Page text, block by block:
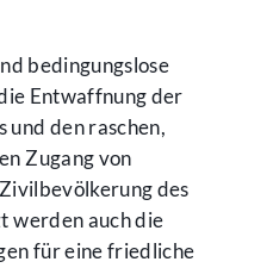
bedingungslose
Entwaffnung der
und den raschen,
Zugang von
des
werden auch die
für eine friedliche